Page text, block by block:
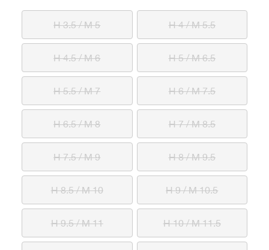
H 3.5 / M 5 H 4 / M 5.5
H 4.5 / M 6 H 5 / M 6.5
H 5.5 / M 7 H 6 / M 7.5
H 6.5 / M 8 H 7 / M 8.5
H 7.5 / M 9 H 8 / M 9.5
H 8.5 / M 10 H 9 / M 10.5
H 9.5 / M 11 H 10 / M 11.5